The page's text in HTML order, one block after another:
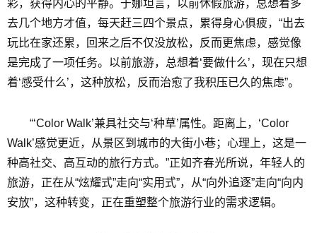
彩，获得内心的平静。于娜坦言，以前休假旅游，总想着多
去几个地方才值，每天赶三四个景点，累得身心俱疲，“出去
玩比在家还累，回来之后不仅没放松，反而更焦虑，感觉像
是完成了一项任务。以前旅游，总想着‘要做什么’，现在只想
着‘感受什么’，这种放松，反而治愈了我积压已久的焦虑”。
“‘Color Walk’兼具社交与‘种草’属性。距离上，‘Color
Walk’感觉更近，从景区到城市的大街小巷；心理上，这是一
种高社交、高互动的旅行方式。”正如齐春光所说，年轻人的
旅游，正在从“炫耀式”走向“实用式”，从“向外追逐”走向“向内
安放”，这种转变，正在重塑整个旅游行业的需求逻辑。